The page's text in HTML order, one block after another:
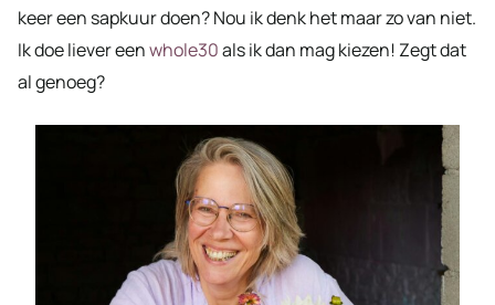
keer een sapkuur doen? Nou ik denk het maar zo van niet.
Ik doe liever eenwhole30als ik dan mag kiezen! Zegt dat
al genoeg?